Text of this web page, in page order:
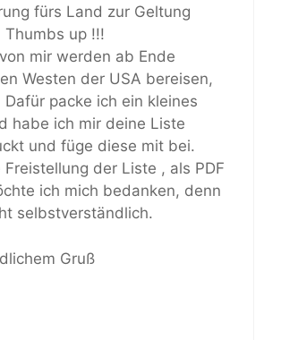
fürs Land zur Geltung
Thumbs up !!!
mir werden ab Ende
Westen der USA bereisen,
Dafür packe ich ein kleines
habe ich mir deine Liste
und füge diese mit bei.
Freistellung der Liste , als PDF
ich mich bedanken, denn
selbstverständlich.
Gruß